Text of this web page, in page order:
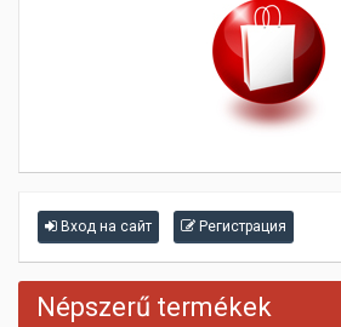
Вход на сайт Регистрация
Népszerű termékek